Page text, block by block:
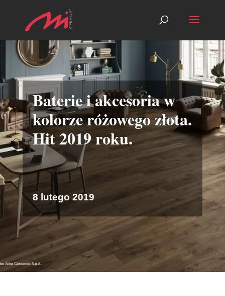
Baterie i akcesoria w
kolorze różowego złota.
Hit 2019 roku.
8 lutego 2019